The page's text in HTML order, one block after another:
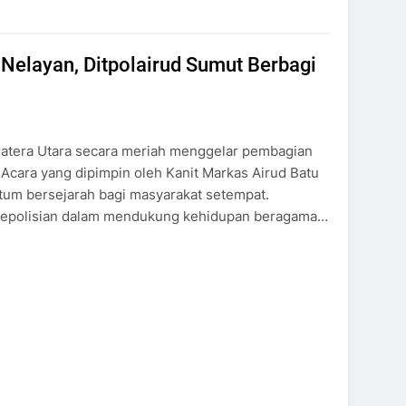
Ditpolairud Sumut Berbagi
Utara secara meriah menggelar pembagian
yang dipimpin oleh Kanit Markas Airud Batu
bersejarah bagi masyarakat setempat.
dalam mendukung kehidupan beragama…